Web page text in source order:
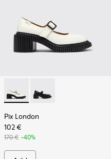
Leather Sandals
004 002 - White Leather
- K201915-001
Pix London - K201876-002
Pix London -
Pix London
102 €
170 € -40%